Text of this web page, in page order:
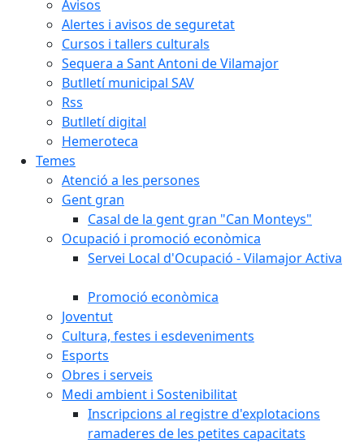
Avisos
Alertes i avisos de seguretat
Cursos i tallers culturals
Sequera a Sant Antoni de Vilamajor
Butlletí municipal SAV
Rss
Butlletí digital
Hemeroteca
Temes
Atenció a les persones
Gent gran
Casal de la gent gran "Can Monteys"
Ocupació i promoció econòmica
Servei Local d'Ocupació - Vilamajor Activa
Promoció econòmica
Joventut
Cultura, festes i esdeveniments
Esports
Obres i serveis
Medi ambient i Sostenibilitat
Inscripcions al registre d'explotacions
ramaderes de les petites capacitats